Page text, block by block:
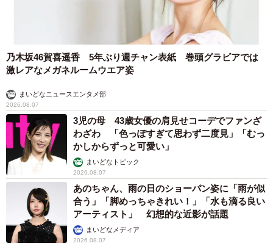
乃木坂46賀喜遥香 5年ぶり週チャン表紙 巻頭グラビアでは
激レアなメガネルームウエア姿
まいどなニュースエンタメ部
2026.08.07
3児の母 43歳女優の肩見せコーデでファンざ
わざわ 「色っぽすぎて思わず二度見」「むっ
かしからずっと可愛い」
まいどなトピック
2026.08.07
あのちゃん、雨の日のショーパン姿に「雨が似
合う」「脚めっちゃきれい！」「水も滴る良い
アーティスト」 幻想的な近影が話題
まいどなメディア
2026.08.07